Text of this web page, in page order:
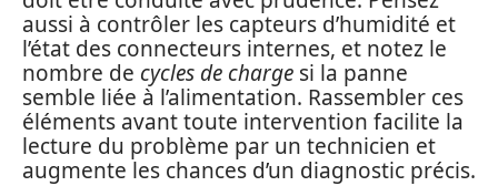
aussi à contrôler les capteurs d’humidité et
l’état des connecteurs internes, et notez le
nombre de cycles de charge si la panne
semble liée à l’alimentation. Rassembler ces
éléments avant toute intervention facilite la
lecture du problème par un technicien et
augmente les chances d’un diagnostic précis.